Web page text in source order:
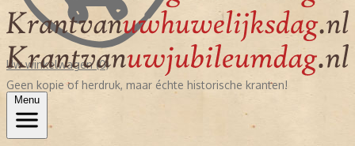
Uw winkelwagen (0)
Geen kopie of herdruk, maar échte historische kranten!
Menu